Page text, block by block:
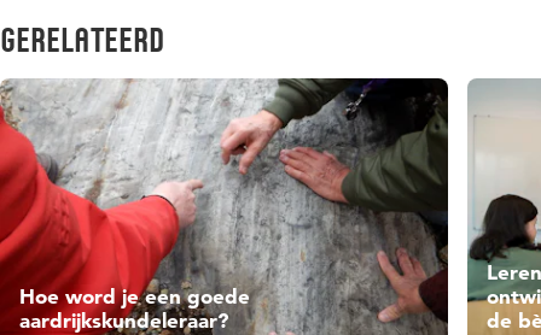
Gerelateerd
Hoe word je een goede
aardrijkskundeleraar?
de